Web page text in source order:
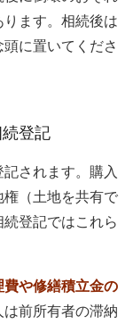
ます。相続後は
に置いてくださ
登記
されます。購入
権（土地を共有で
登記ではこれら
費や修繕積立金の
前所有者の滞納